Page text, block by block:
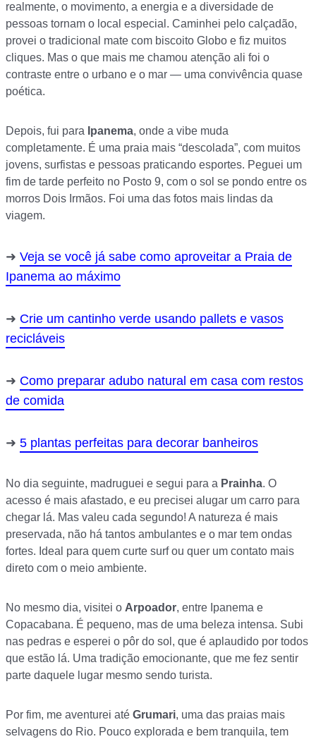
realmente, o movimento, a energia e a diversidade de
pessoas tornam o local especial. Caminhei pelo calçadão,
provei o tradicional mate com biscoito Globo e fiz muitos
cliques. Mas o que mais me chamou atenção ali foi o
contraste entre o urbano e o mar — uma convivência quase
poética.
Depois, fui para Ipanema, onde a vibe muda
completamente. É uma praia mais “descolada”, com muitos
jovens, surfistas e pessoas praticando esportes. Peguei um
fim de tarde perfeito no Posto 9, com o sol se pondo entre os
morros Dois Irmãos. Foi uma das fotos mais lindas da
viagem.
Veja se você já sabe como aproveitar a Praia de
Ipanema ao máximo
Crie um cantinho verde usando pallets e vasos
recicláveis
Como preparar adubo natural em casa com restos
de comida
5 plantas perfeitas para decorar banheiros
No dia seguinte, madruguei e segui para a Prainha. O
acesso é mais afastado, e eu precisei alugar um carro para
chegar lá. Mas valeu cada segundo! A natureza é mais
preservada, não há tantos ambulantes e o mar tem ondas
fortes. Ideal para quem curte surf ou quer um contato mais
direto com o meio ambiente.
No mesmo dia, visitei o Arpoador, entre Ipanema e
Copacabana. É pequeno, mas de uma beleza intensa. Subi
nas pedras e esperei o pôr do sol, que é aplaudido por todos
que estão lá. Uma tradição emocionante, que me fez sentir
parte daquele lugar mesmo sendo turista.
Por fim, me aventurei até Grumari, uma das praias mais
selvagens do Rio. Pouco explorada e bem tranquila, tem